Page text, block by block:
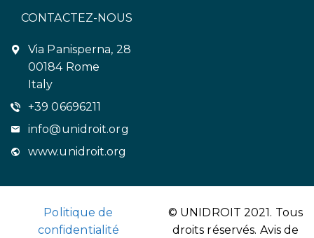
CONTACTEZ-NOUS
Via Panisperna, 28
00184 Rome
Italy
+39 06696211
info@unidroit.org
www.unidroit.org
Politique de
confidentialité
© UNIDROIT 2021. Tous
droits réservés. Avis de